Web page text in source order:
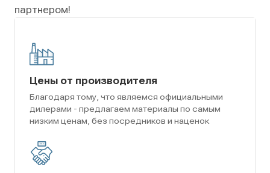
партнером!
Цены от производителя
Благодаря тому, что являемся официальными
дилерами - предлагаем материалы по самым
низким ценам, без посредников и наценок